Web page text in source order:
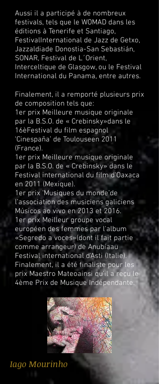
Aussi il a participé à de nombreux
festivals, tels que le WOMAD dans les
éditions à Tenerife et Santiago,
FestivalInternational de Jazz de Getxo,
Jazzaldiade Donostia-San Sebastián,
SONAR, Festival de L´Orient,
Interceltique de Glasgow, ou le Festival
International du Panama, entre autres.
Finalement, il a remporté plusieurs prix
de composition tels que:
1er prix Meilleure musique originale
par la B.S.O. de « Crebinsky»dans le
16èFestival du film espagnol
‘Cinespaña’ de Toulouseen 2011
(France).
1er prix Meilleure musique originale
par la B.S.O. de « Crebinsky» dans le
Festival international du film d'Oaxaca
en 2011 (Mexique).
1er prix ‘Musiques du monde’de
l’association des musiciens galiciens
Músicos ao vivo en 2013 et 2016.
1er prix Meilleur groupe vocal
européen des femmes par l'album
«Segredo a voces»(dont il fait partie
comme arrangeur) de Anubíaau
Festival international d'Asti (Italie).
Finalement, il a été finaliste pour les
prix Maestro Mateoainsi qu’il a reçu le
4ème Prix de Musique Indépendante.
Iago Mourinho